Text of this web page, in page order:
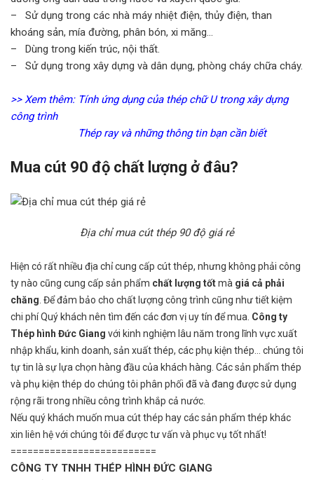
– Sử dụng trong các nhà máy nhiệt điện, thủy điện, than
khoáng sản, mía đường, phân bón, xi măng…
– Dùng trong kiến trúc, nội thất.
– Sử dụng trong xây dựng và dân dụng, phòng cháy chữa cháy.
>> Xem thêm: Tính ứng dụng của thép chữ U trong xây dựng
công trình
Thép ray và những thông tin bạn cần biết
Mua cút 90 độ chất lượng ở đâu?
Địa chỉ mua cút thép 90 độ giá rẻ
Hiện có rất nhiều địa chỉ cung cấp cút thép, nhưng không phải công
ty nào cũng cung cấp sản phẩm chất lượng tốtmà giá cả phải
chăng. Để đảm bảo cho chất lượng công trình cũng như tiết kiệm
chi phí Quý khách nên tìm đến các đơn vị uy tín để mua. Công ty
Thép hình Đức Giang với kinh nghiệm lâu năm trong lĩnh vực xuất
nhập khẩu, kinh doanh, sản xuất thép, các phụ kiện thép… chúng tôi
tự tin là sự lựa chọn hàng đầu của khách hàng. Các sản phẩm thép
và phụ kiện thép do chúng tôi phân phối đã và đang được sử dụng
rộng rãi trong nhiều công trình khắp cả nước.
Nếu quý khách muốn mua cút thép hay các sản phẩm thép khác
xin liên hệ với chúng tôi để được tư vấn và phục vụ tốt nhất!
==========================
CÔNG TY TNHH THÉP HÌNH ĐỨC GIANG